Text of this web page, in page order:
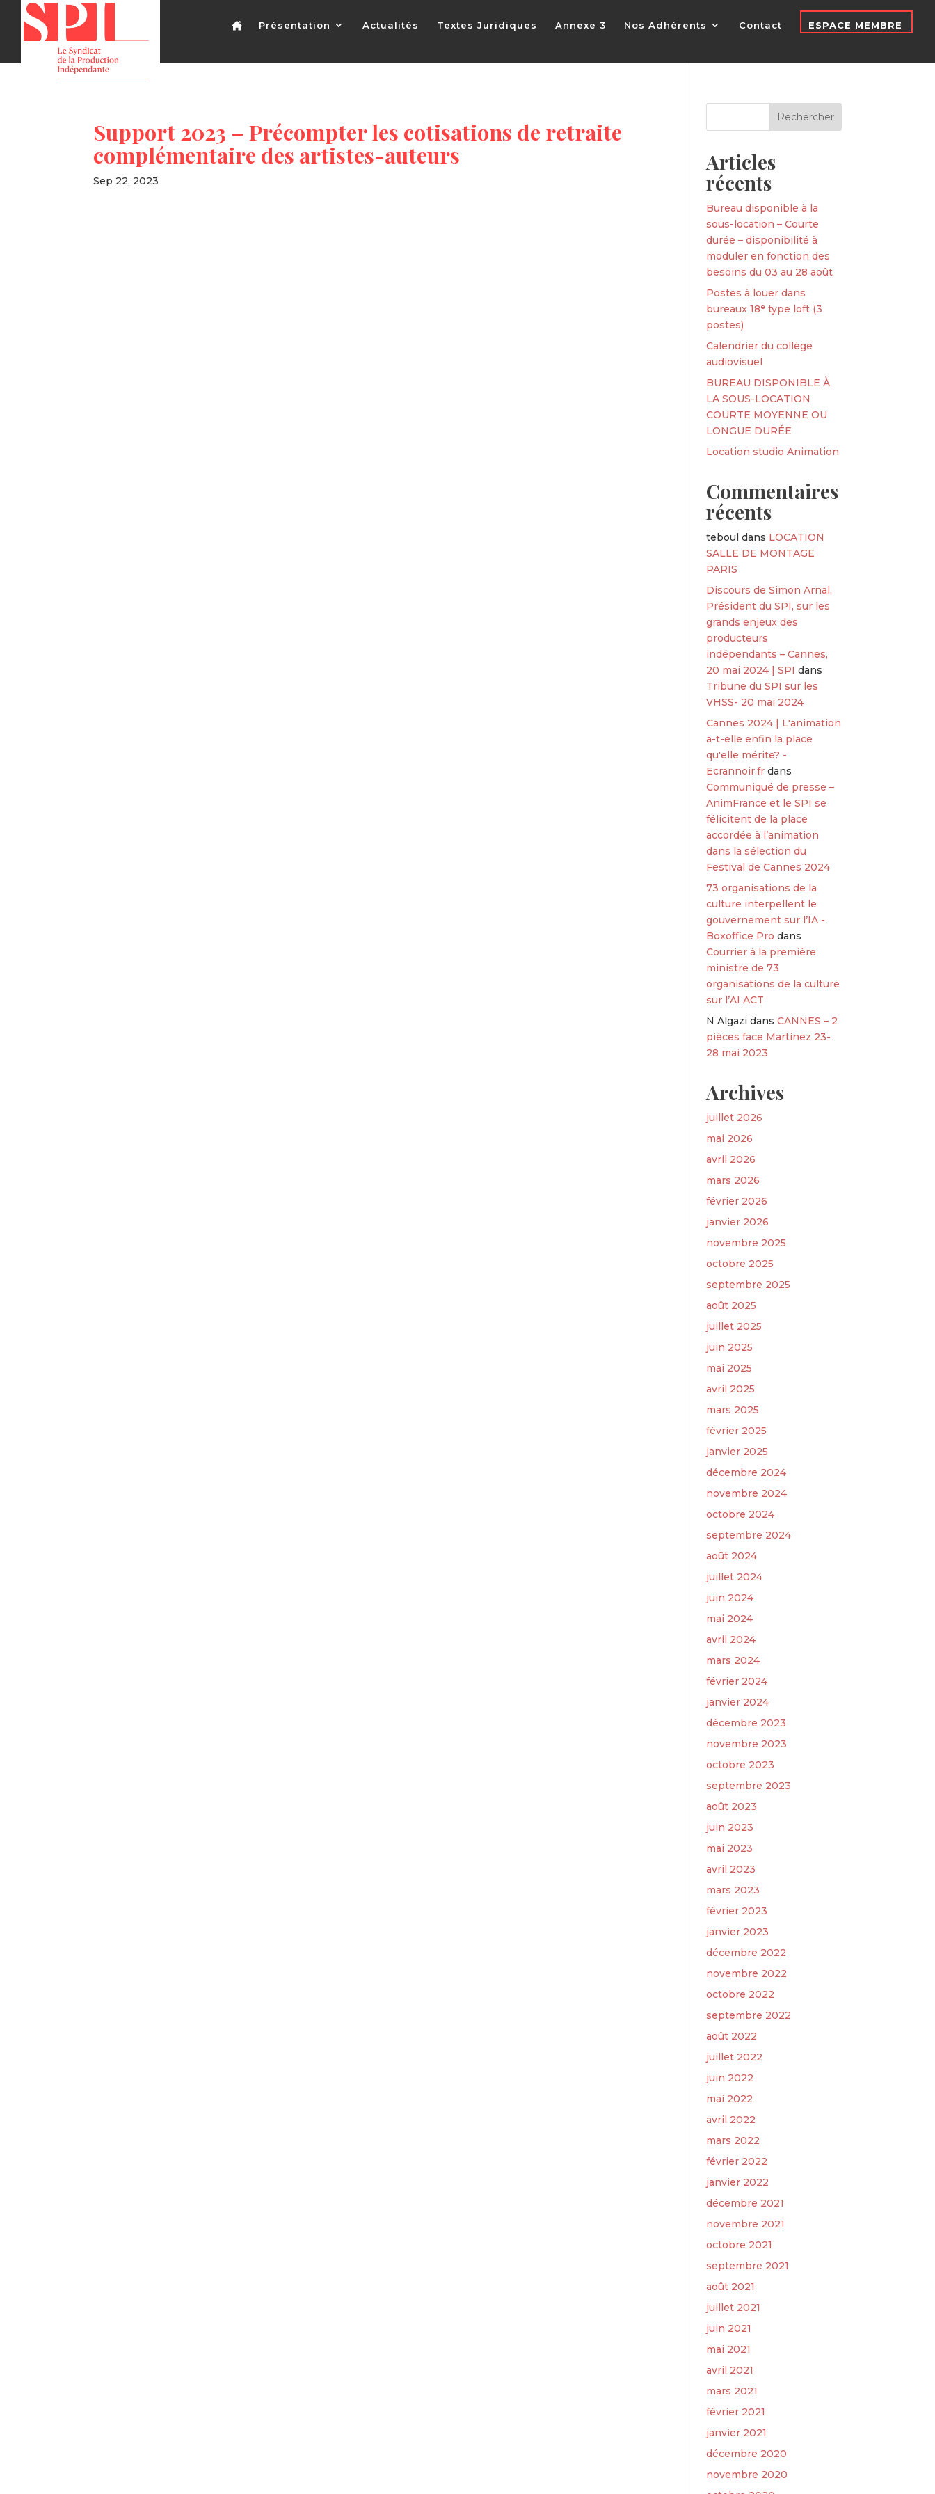
Présentation Actualités Textes Juridiques Annexe 3 Nos Adhérents Contact ESPACE MEMBRE
Support 2023 – Précompter les cotisations de retraite
complémentaire des artistes-auteurs
Sep 22, 2023
Articles
récents
Bureau disponible à la
sous-location – Courte
durée – disponibilité à
moduler en fonction des
besoins du 03 au 28 août
Postes à louer dans
bureaux 18ᵉ type loft (3
postes)
Calendrier du collège
audiovisuel
BUREAU DISPONIBLE À
LA SOUS-LOCATION
COURTE MOYENNE OU
LONGUE DURÉE
Location studio Animation
Commentaires
récents
teboul dans LOCATION
SALLE DE MONTAGE
PARIS
Discours de Simon Arnal,
Président du SPI, sur les
grands enjeux des
producteurs
indépendants – Cannes,
20 mai 2024 | SPI dans
Tribune du SPI sur les
VHSS- 20 mai 2024
Cannes 2024 | L'animation
a-t-elle enfin la place
qu'elle mérite? -
Ecrannoir.fr dans
Communiqué de presse –
AnimFrance et le SPI se
félicitent de la place
accordée à l’animation
dans la sélection du
Festival de Cannes 2024
73 organisations de la
culture interpellent le
gouvernement sur l’IA -
Boxoffice Pro dans
Courrier à la première
ministre de 73
organisations de la culture
sur l’AI ACT
N Algazi dansCANNES – 2
pièces face Martinez 23-
28 mai 2023
Archives
juillet 2026
mai 2026
avril 2026
mars 2026
février 2026
janvier 2026
novembre 2025
octobre 2025
septembre 2025
août 2025
juillet 2025
juin 2025
mai 2025
avril 2025
mars 2025
février 2025
janvier 2025
décembre 2024
novembre 2024
octobre 2024
septembre 2024
août 2024
juillet 2024
juin 2024
mai 2024
avril 2024
mars 2024
février 2024
janvier 2024
décembre 2023
novembre 2023
octobre 2023
septembre 2023
août 2023
juin 2023
mai 2023
avril 2023
mars 2023
février 2023
janvier 2023
décembre 2022
novembre 2022
octobre 2022
septembre 2022
août 2022
juillet 2022
juin 2022
mai 2022
avril 2022
mars 2022
février 2022
janvier 2022
décembre 2021
novembre 2021
octobre 2021
septembre 2021
août 2021
juillet 2021
juin 2021
mai 2021
avril 2021
mars 2021
février 2021
janvier 2021
décembre 2020
novembre 2020